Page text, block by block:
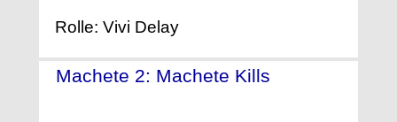
Rolle: Vivi Delay
Machete 2: Machete Kills